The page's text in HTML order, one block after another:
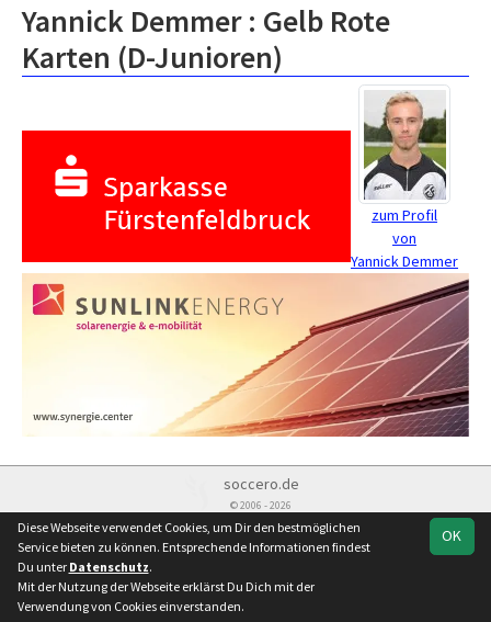
Yannick Demmer : Gelb Rote
Karten (D-Junioren)
zum Profil
von
Yannick Demmer
soccero.de
© 2006 - 2026
Besucherstatistik Kontakt Impressum Datenschutz OK
Diese Webseite verwendet Cookies, um Dir den bestmöglichen
Service bieten zu können. Entsprechende Informationen findest
Du unter Datenschutz.
Mit der Nutzung der Webseite erklärst Du Dich mit der
Verwendung von Cookies einverstanden.